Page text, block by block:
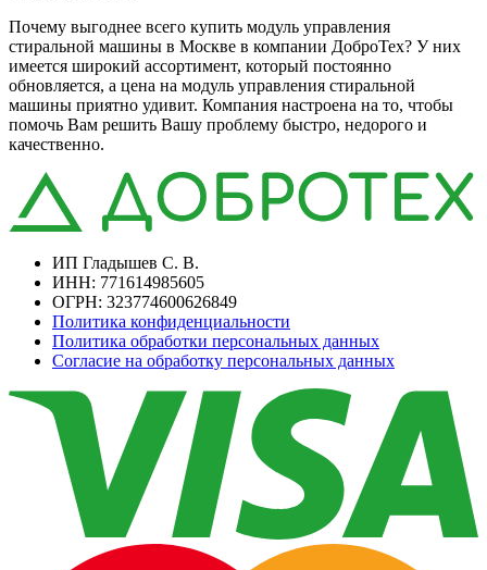
Почему выгоднее всего купить модуль управления
стиральной машины в Москве в компании ДоброТех? У них
имеется широкий ассортимент, который постоянно
обновляется, а цена на модуль управления стиральной
машины приятно удивит. Компания настроена на то, чтобы
помочь Вам решить Вашу проблему быстро, недорого и
качественно.
ИП Гладышев С. В.
ИНН: 771614985605
ОГРН: 323774600626849
Политика конфиденциальности
Политика обработки персональных данных
Согласие на обработку персональных данных